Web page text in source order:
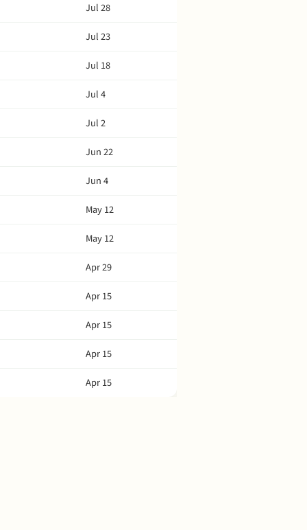
Jul 28
Jul 23
Jul 18
Jul 4
Jul 2
Jun 22
Jun 4
May 12
May 12
Apr 29
Apr 15
Apr 15
Apr 15
Apr 15